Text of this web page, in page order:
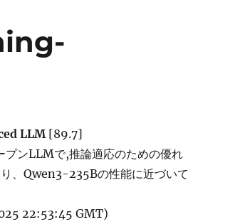
LLM [89.7]
ンLLMで,推論適応のための優れ
、Qwen3-235Bの性能に近づいて
22:53:45 GMT)